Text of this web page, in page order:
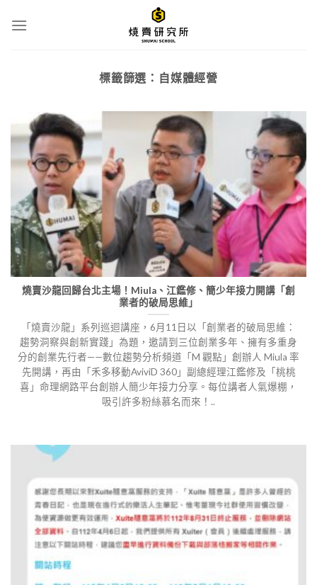
標籤篩選： 自媒體經營
燒賣沙龍回歸台北主場！Miula、江鑑修、簡少年接力開講「創
業者的破局思維」
「燒賣沙龍」系列巡迴講座，6月11日以「創業者的破局思維：
趨勢洞察與創新實踐」為題，邀請到三位創業多年、擁有多重身
分的創業先行者——數位趨勢分析頻道「M 觀點」創辦人 Miula 率
先開講，再由「禾多移動AviviD 360」副總經理江鑑修及「桃桃
喜」命理網路平台創辦人簡少年接力分享。每位講者人氣爆棚，
吸引許多粉絲慕名而來！..